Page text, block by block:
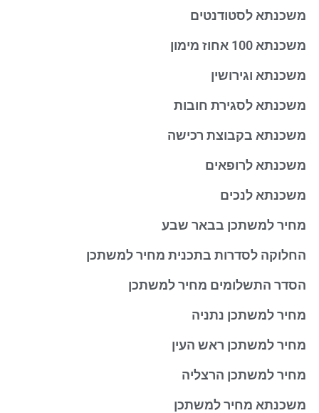
משכנתא לסטודנטים
משכנתא 100 אחוז מימון
משכנתא וגירושין
משכנתא לסגירת חובות
משכנתא בקבוצת רכישה
משכנתא לרופאים
משכנתא לנכים
מחיר למשתכן בבאר שבע
החלוקה לסדרות בתכנית מחיר למשתכן
הסדר התשלומים מחיר למשתכן
מחיר למשתכן נתניה
מחיר למשתכן ראש העין
מחיר למשתכן הרצליה
משכנתא מחיר למשתכן